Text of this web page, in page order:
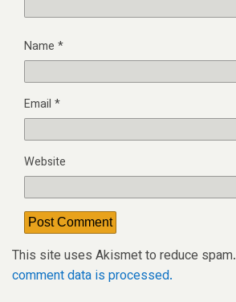
Name *
Email *
Website
This site uses Akismet to reduce spam.
comment data is processed.